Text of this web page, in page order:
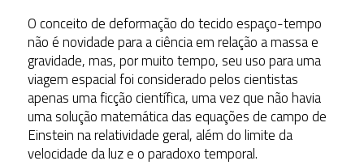
O conceito de deformação do tecido espaço-tempo
não é novidade para a ciência em relação a massa e
gravidade, mas, por muito tempo, seu uso para uma
viagem espacial foi considerado pelos cientistas
apenas uma ficção científica, uma vez que não havia
uma solução matemática das equações de campo de
Einstein na relatividade geral, além do limite da
velocidade da luz e o paradoxo temporal.